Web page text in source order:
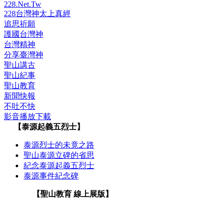
228.Net.Tw
228台灣神太上真經
追思祈願
護國台灣神
台灣精神
分享臺灣神
聖山講古
聖山紀事
聖山教育
新聞快報
不吐不快
影音播放下載
【泰源起義五烈士】
泰源烈士的未竟之路
聖山泰源立碑的省思
紀念泰源起義五烈士
泰源事件紀念碑
【聖山教育 線上展版】